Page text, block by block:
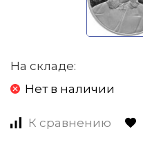
На складе:
Нет в наличии
К сравнению